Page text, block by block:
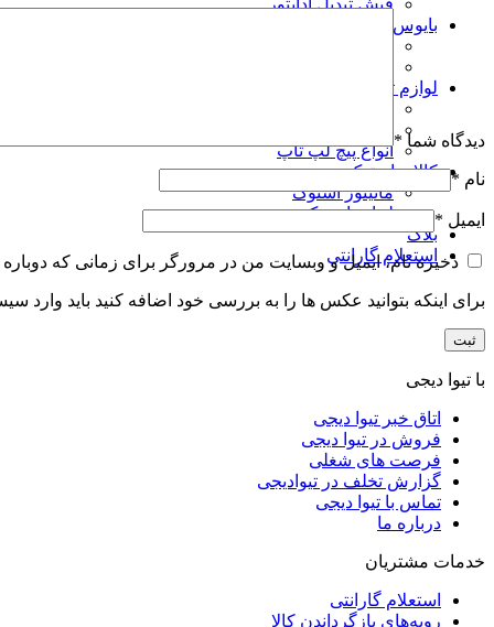
بایوس شماتیک بردویو
لوازم تعمیرات
انواع پیچ لپ تاپ
کالای استوک
مانیتور استوک
لپتاپ استوک
بلاگ
استعلام گارانتی
دیدگاه شما *
نام *
ایمیل *
ذخیره نام، ایمیل و وبسایت من در مرورگر برای زمانی که
برای اینکه بتوانید عکس ها را به بررسی خود اضافه کنید باید وارد
با تیوا دیجی
اتاق خبر تیوا دیجی
فروش در تیوا دیجی
فرصت های شغلی
گزارش تخلف در تیوادیجی
تماس با تیوا دیجی
درباره ما
خدمات مشتریان
استعلام گارانتی
رویه‌های بازگرداندن کالا